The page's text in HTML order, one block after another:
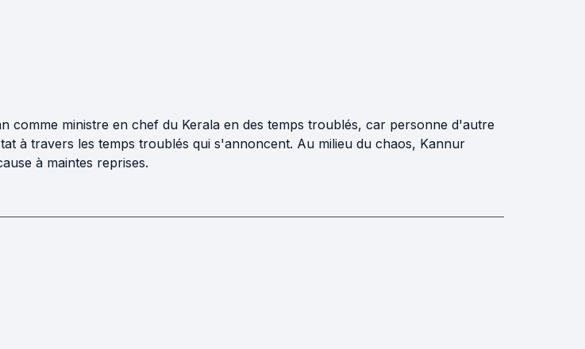
comme ministre en chef du Kerala en des temps troublés, car personne d'autre
à travers les temps troublés qui s'annoncent. Au milieu du chaos, Kannur
à maintes reprises.